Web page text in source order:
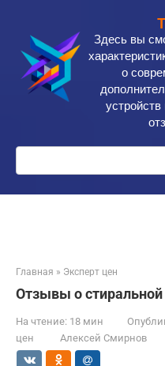
контенту
Здесь вы
о
Поиск:
Главная » Эксперт цен
Отзывы о
На чтение: 18 мин
цен
Алексей Смирнов